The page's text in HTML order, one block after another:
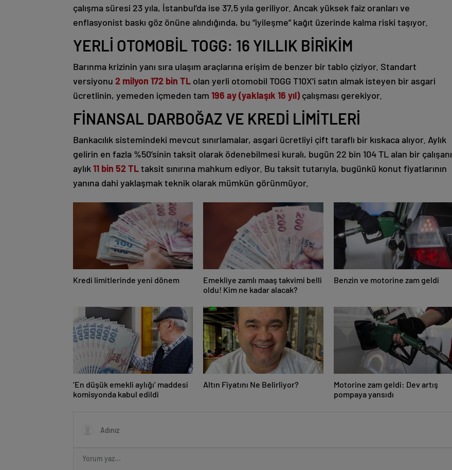
çalışma süresi 23 yıla, İstanbul’da ise 37,5 yıla geriliyor. Ancak yüksek faiz oranları ve
enflasyonist baskı göz önüne alındığında, bu “iyileşme” kağıt üzerinde kalma riski taşıyor.
YERLİ OTOMOBİL TOGG: 16 YILLIK BİRİKİM
Barınma krizinin yanı sıra ulaşım araçlarına erişim de benzer bir tablo çiziyor. Standart
versiyonu 2 milyon 172 bin TL olan yerli otomobil TOGG T10X’i satın almak isteyen bir asgari
ücretlinin, yemeden içmeden tam 196 ay (yaklaşık 16 yıl)çalışması gerekiyor.
FİNANSAL DARBOĞAZ VE KREDİ LİMİTLERİ
Bankacılık sistemindeki mevcut sınırlamalar, asgari ücretliyi çift taraflı bir kıskaca alıyor. Aylık
gelirin en fazla %50’sinin taksit olarak ödenebilmesi kuralı, bugün 22 bin 104 TL alan bir çalışanı
aylık 11 bin 52 TLtaksit sınırına mahkum ediyor. Bu taksit tutarıyla, bugünkü konut fiyatlarının
yanına dahi yaklaşmak teknik olarak mümkün görünmüyor.
Kredi limitlerinde yeni dönem
Emekliye zamlı maaş takvimi belli
oldu! Kim ne kadar alacak?
Benzin ve motorine zam geldi
‘En düşük emekli aylığı’ maddesi
komisyonda kabul edildi
Altın Fiyatını Ne Belirliyor?
Motorine zam geldi: Dev artış
pompaya yansıdı